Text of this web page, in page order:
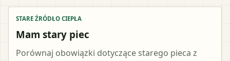
STARE ŹRÓDŁO CIEPŁA
Mam stary piec
Porównaj obowiązki dotyczące starego pieca z